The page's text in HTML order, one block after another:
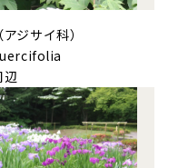
ジサイ科）
辺